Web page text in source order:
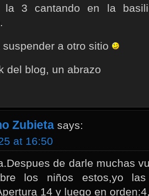
la 3 cantando en la
suspender a otro sitio
del blog, un abrazo
Zubieta says:
at 16:50
de darle muchas
los niños estos,yo
14 y luego en